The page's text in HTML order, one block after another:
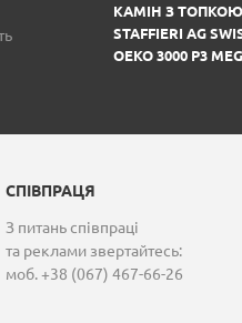
КАМІН З ТОПКОЮ
STAFFIERI AG
OEKO 3000 P3
СПІВПРАЦЯ
З питань співпраці
та реклами звертайтесь:
моб. +38 (067) 467-66-26